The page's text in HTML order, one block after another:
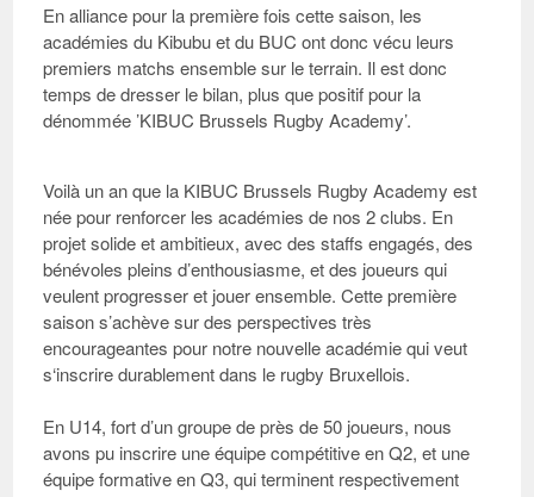
En alliance pour la première fois cette saison, les
académies du Kibubu et du BUC ont donc vécu leurs
premiers matchs ensemble sur le terrain. Il est donc
temps de dresser le bilan, plus que positif pour la
dénommée ’KIBUC Brussels Rugby Academy’.
Voilà un an que la KIBUC Brussels Rugby Academy est
née pour renforcer les académies de nos 2 clubs. En
projet solide et ambitieux, avec des staffs engagés, des
bénévoles pleins d’enthousiasme, et des joueurs qui
veulent progresser et jouer ensemble. Cette première
saison s’achève sur des perspectives très
encourageantes pour notre nouvelle académie qui veut
s‘inscrire durablement dans le rugby Bruxellois.
En U14, fort d’un groupe de près de 50 joueurs, nous
avons pu inscrire une équipe compétitive en Q2, et une
équipe formative en Q3, qui terminent respectivement